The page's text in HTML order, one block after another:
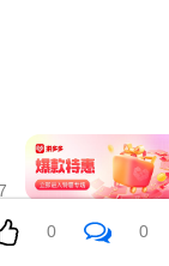
07-06
，他们不淡
0 0